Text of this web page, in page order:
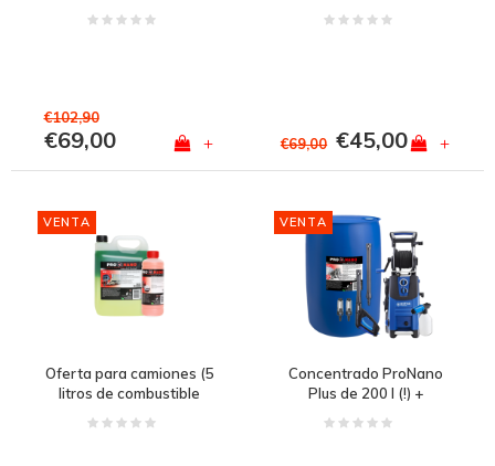
€102,90
€69,00 + €69,00 €45,00 +
VENTA
Oferta para camiones (5
litros de combustible
activador gratis para
VENTA
Concentrado ProNano
Plus de 200 l (!) +
presión Nilfisk SEMI -